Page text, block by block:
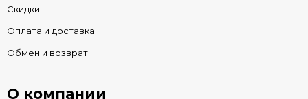
Скидки
Оплата и доставка
Обмен и возврат
О компании